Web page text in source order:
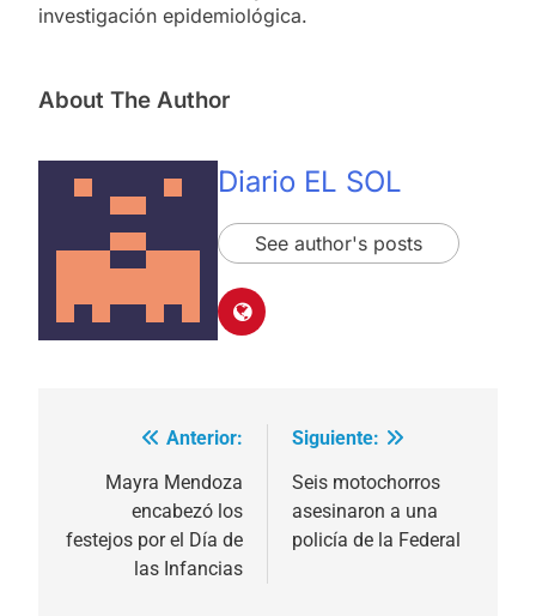
investigación epidemiológica.
About The Author
Diario EL SOL
See author's posts
Navegación
entradas
Anterior:
Mayra Mendoza
encabezó los
festejos por el Día de
las Infancias
Siguiente:
Seis motochorros
asesinaron a una
policía de la Federal